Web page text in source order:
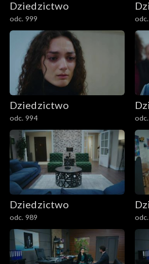
Dziedzictwo
odc. 999
Dziedzictwo
odc. 994
Dziedzictwo
odc. 989